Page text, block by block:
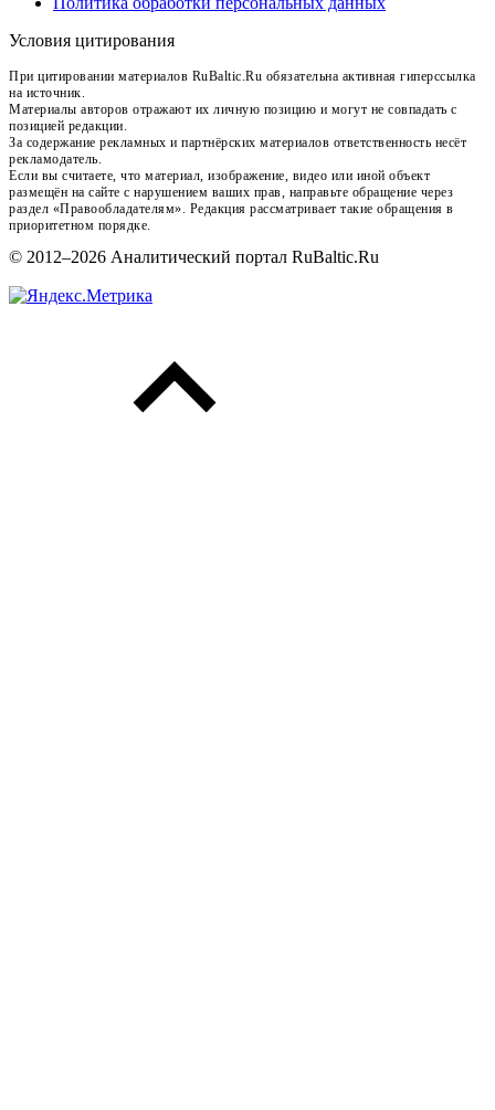
Условия цитирования
При цитировании материалов RuBaltic.Ru обязательна активная гиперссылка
на источник.
Материалы авторов отражают их личную позицию и могут не совпадать с
позицией редакции.
За содержание рекламных и партнёрских материалов ответственность несёт
рекламодатель.
Если вы считаете, что материал, изображение, видео или иной объект
размещён на сайте с нарушением ваших прав, направьте обращение через
раздел «Правообладателям». Редакция рассматривает такие обращения в
приоритетном порядке.
© 2012–2026 Аналитический портал RuBaltic.Ru